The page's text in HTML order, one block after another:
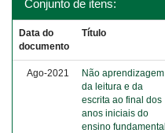
Conjunto de itens:
Data do
documento
Título
Ago-2021
Não aprendizagem
da leitura e da
escrita ao final dos
anos iniciais do
ensino fundamental